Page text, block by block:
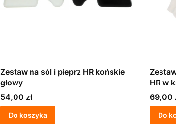
Zestaw na sól i pieprz HR końskie
głowy
Cena
54,00 zł
Do koszyka
HR w
Cena
69,00
Do